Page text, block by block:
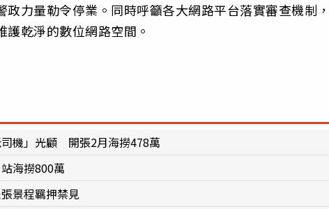
力量勒令停業。同時呼籲各大網路平台落實審查機制
乾淨的數位網路空間。
機」光顧 開張2月海撈478萬
海撈800萬
景程羈押禁見